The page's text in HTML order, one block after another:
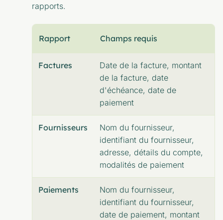
rapports.
Rapport Champs requis
Factures
Date de la facture, montant
de la facture, date
d'échéance, date de
paiement
Fournisseurs
Nom du fournisseur,
identifiant du fournisseur,
adresse, détails du compte,
modalités de paiement
Paiements
Nom du fournisseur,
identifiant du fournisseur,
date de paiement, montant